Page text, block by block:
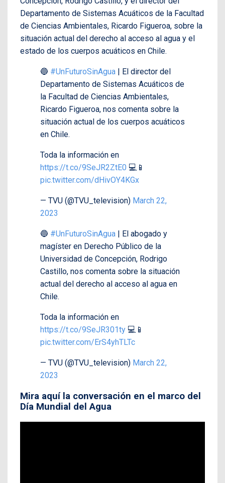
Departamento de Sistemas Acuáticos de la Facultad
de Ciencias Ambientales, Ricardo Figueroa, sobre la
situación actual del derecho al acceso al agua y el
estado de los cuerpos acuáticos en Chile.
🔵 #UnFuturoSinAgua | El director del
Departamento de Sistemas Acuáticos de
la Facultad de Ciencias Ambientales,
Ricardo Figueroa, nos comenta sobre la
situación actual de los cuerpos acuáticos
en Chile.
Toda la información en
https://t.co/9SeJR2ZtE0 💻📱
pic.twitter.com/dHivOY4KGx
— TVU (@TVU_television) March 22,
2023
🔵 #UnFuturoSinAgua | El abogado y
magíster en Derecho Público de la
Universidad de Concepción, Rodrigo
Castillo, nos comenta sobre la situación
actual del derecho al acceso al agua en
Chile.
Toda la información en
https://t.co/9SeJR301ty 💻📱
pic.twitter.com/ErS4yhTLTc
— TVU (@TVU_television) March 22,
2023
Mira aquí la conversación en el marco del
Día Mundial del Agua